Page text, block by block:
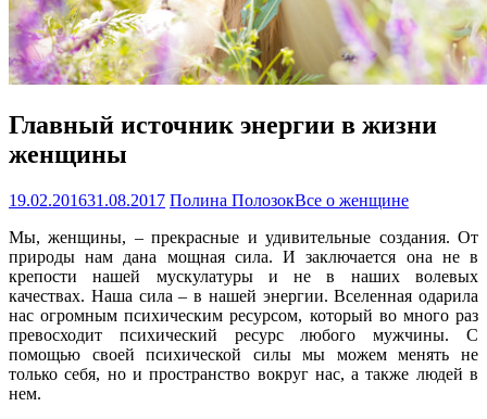
Главный источник энергии в жизни
женщины
19.02.201631.08.2017 Полина ПолозокВсе о женщине
Мы, женщины, – прекрасные и удивительные создания. От
природы нам дана мощная сила. И заключается она не в
крепости нашей мускулатуры и не в наших волевых
качествах. Наша сила – в нашей энергии. Вселенная одарила
нас огромным психическим ресурсом, который во много раз
превосходит психический ресурс любого мужчины. С
помощью своей психической силы мы можем менять не
только себя, но и пространство вокруг нас, а также людей в
нем.